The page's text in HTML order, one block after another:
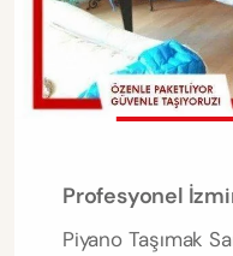
Profesyonel İzmir
Piyano Taşımak